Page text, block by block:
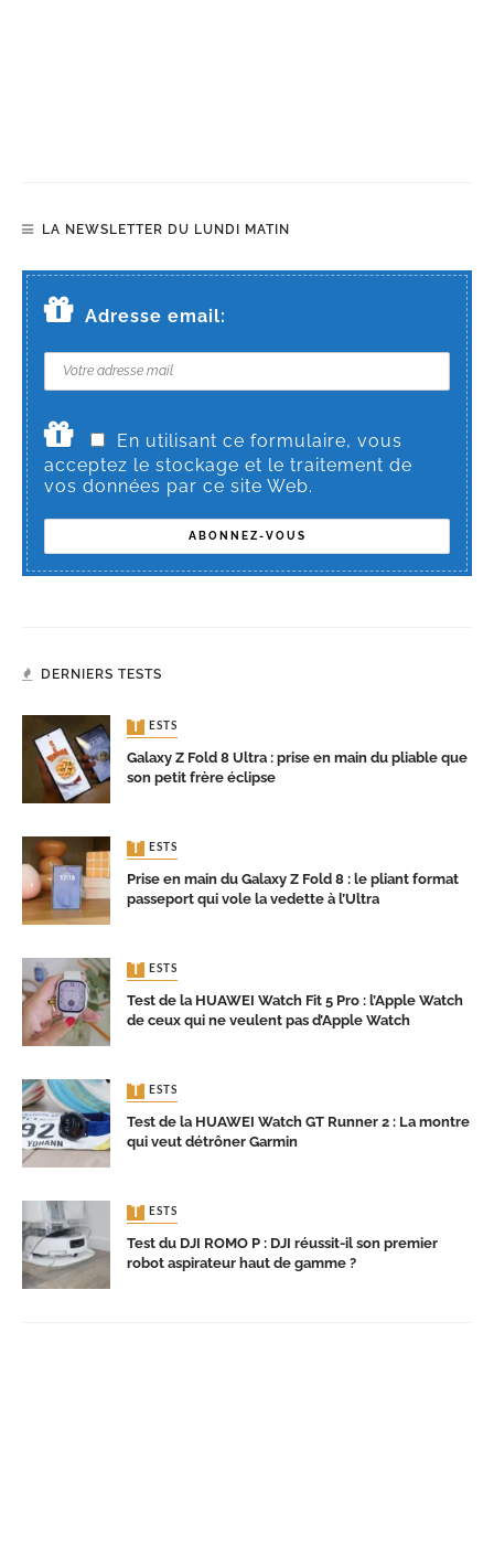
LA NEWSLETTER DU LUNDI MATIN
Adresse email:
En utilisant ce formulaire, vous
acceptez le stockage et le traitement de
vos données par ce site Web.
DERNIERS TESTS
TESTS
Galaxy Z Fold 8 Ultra : prise en main du pliable que
son petit frère éclipse
TESTS
Prise en main du Galaxy Z Fold 8 : le pliant format
passeport qui vole la vedette à l’Ultra
TESTS
Test de la HUAWEI Watch Fit 5 Pro : l’Apple Watch
de ceux qui ne veulent pas d’Apple Watch
TESTS
Test de la HUAWEI Watch GT Runner 2 : La montre
qui veut détrôner Garmin
TESTS
Test du DJI ROMO P : DJI réussit-il son premier
robot aspirateur haut de gamme ?